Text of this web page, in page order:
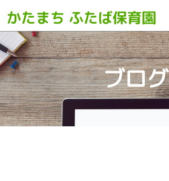
かたまち ふたば保育園
ブログ